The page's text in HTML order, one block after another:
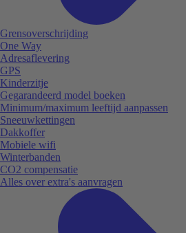
Grensoverschrijding
One Way
Adresaflevering
GPS
Kinderzitje
Gegarandeerd model boeken
Minimum/maximum leeftijd aanpassen
Sneeuwkettingen
Dakkoffer
Mobiele wifi
Winterbanden
CO2 compensatie
Alles over extra's aanvragen